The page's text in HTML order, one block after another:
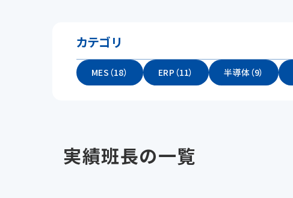
カテゴリ
MES（18） ERP（11） 半導体（9）
実績班長の一覧